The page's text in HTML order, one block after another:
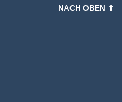
NACH OBEN ⇑